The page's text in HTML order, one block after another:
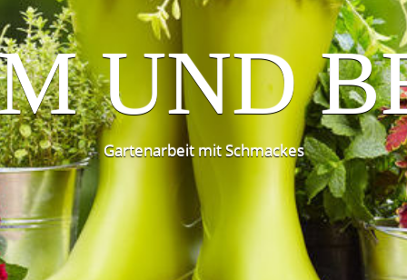
UND
Gartenarbeit mit Schmackes